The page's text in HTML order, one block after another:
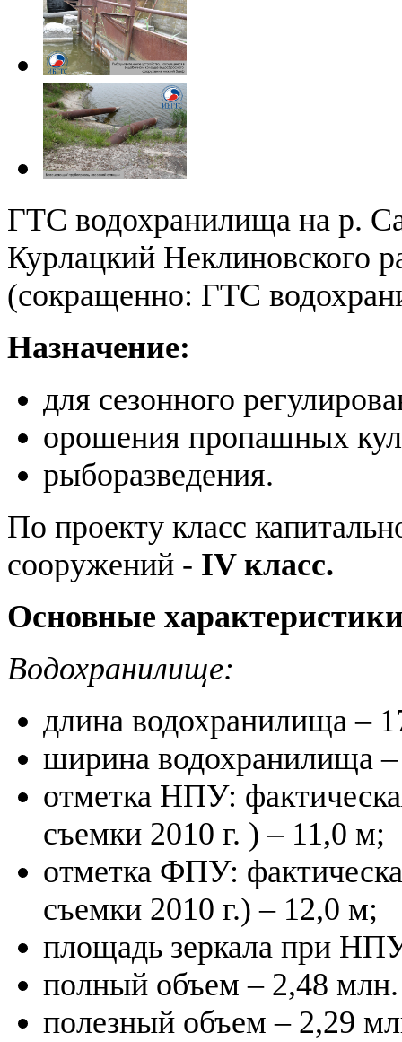
ГТС водохранилища на р.
Курлацкий Неклиновского
(сокращенно: ГТС
Назначение:
для сезонного
орошения пропашных
рыборазведения.
По проекту класс
сооружений - IV класс.
Основные
Водохранилище:
длина водохранилища –
ширина водохранилища
отметка НПУ:
съемки 2010 г. ) – 11,0 м;
отметка ФПУ:
съемки 2010 г.) – 12,0 м;
площадь зеркала при
полный объем – 2,48
полезный объем – 2,29